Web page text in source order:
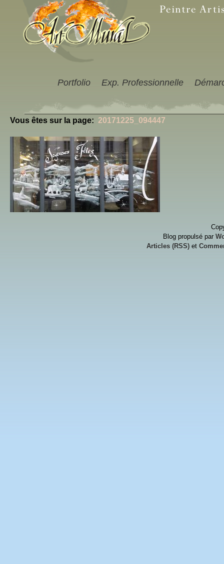
Portfolio Exp. Professionnelle
Vous êtes sur la page: 20171225_094447
Blog propulsé par
Articles (RSS) et